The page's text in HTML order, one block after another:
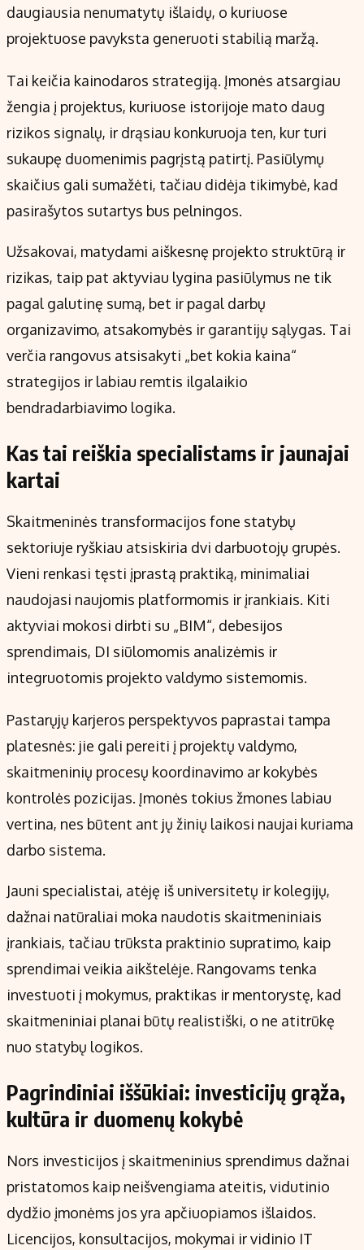
daugiausia nenumatytų išlaidų, o kuriuose
projektuose pavyksta generuoti stabilią maržą.
Tai keičia kainodaros strategiją. Įmonės atsargiau
žengia į projektus, kuriuose istorijoje mato daug
rizikos signalų, ir drąsiau konkuruoja ten, kur turi
sukaupę duomenimis pagrįstą patirtį. Pasiūlymų
skaičius gali sumažėti, tačiau didėja tikimybė, kad
pasirašytos sutartys bus pelningos.
Užsakovai, matydami aiškesnę projekto struktūrą ir
rizikas, taip pat aktyviau lygina pasiūlymus ne tik
pagal galutinę sumą, bet ir pagal darbų
organizavimo, atsakomybės ir garantijų sąlygas. Tai
verčia rangovus atsisakyti „bet kokia kaina“
strategijos ir labiau remtis ilgalaikio
bendradarbiavimo logika.
Kas tai reiškia specialistams ir jaunajai
kartai
Skaitmeninės transformacijos fone statybų
sektoriuje ryškiau atsiskiria dvi darbuotojų grupės.
Vieni renkasi tęsti įprastą praktiką, minimaliai
naudojasi naujomis platformomis ir įrankiais. Kiti
aktyviai mokosi dirbti su „BIM“, debesijos
sprendimais, DI siūlomomis analizėmis ir
integruotomis projekto valdymo sistemomis.
Pastarųjų karjeros perspektyvos paprastai tampa
platesnės: jie gali pereiti į projektų valdymo,
skaitmeninių procesų koordinavimo ar kokybės
kontrolės pozicijas. Įmonės tokius žmones labiau
vertina, nes būtent ant jų žinių laikosi naujai kuriama
darbo sistema.
Jauni specialistai, atėję iš universitetų ir kolegijų,
dažnai natūraliai moka naudotis skaitmeniniais
įrankiais, tačiau trūksta praktinio supratimo, kaip
sprendimai veikia aikštelėje. Rangovams tenka
investuoti į mokymus, praktikas ir mentorystę, kad
skaitmeniniai planai būtų realistiški, o ne atitrūkę
nuo statybų logikos.
Pagrindiniai iššūkiai: investicijų grąža,
kultūra ir duomenų kokybė
Nors investicijos į skaitmeninius sprendimus dažnai
pristatomos kaip neišvengiama ateitis, vidutinio
dydžio įmonėms jos yra apčiuopiamos išlaidos.
Licencijos, konsultacijos, mokymai ir vidinio IT